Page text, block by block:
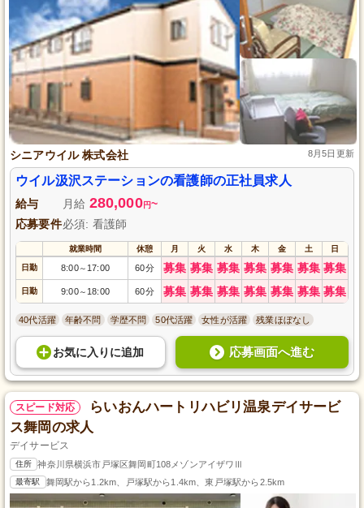
シニアウイル 株式会社 8月5日更新
ウイル汲沢ステーションの看護師の正社員求人
給与 月給 280,000円~
応募要件必須: 看護師
就業時間 休憩 月 火 水 木 金 土 日
日勤 8:00～ 17:00 60分 募集 募集 募集 募集 募集 募集 募集
日勤 9:00～ 18:00 60分 募集 募集 募集 募集 募集 募集 募集
40代活躍 年齢不問 学歴不問 50代活躍 女性が活躍 残業ほぼなし
お気に入り に追加 応募画面へ進む
スピード対応
らいおんハートリハビリ温泉デイサービ
ス舞岡の求人
デイサービス
住所 神奈川県横浜市戸塚区舞岡町108メゾンアイザワⅢ
最寄駅 舞岡駅から1.2km、戸塚駅から1.4km、東戸塚駅から2.5km